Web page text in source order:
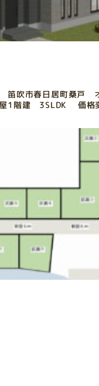
吹市春日居町桑戸
階建 3SLDK 価格